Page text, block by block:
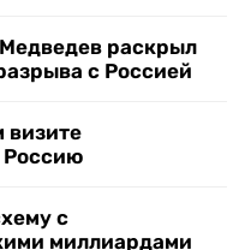
раскрыл
с Россией
визите
Россию
с
миллиардами